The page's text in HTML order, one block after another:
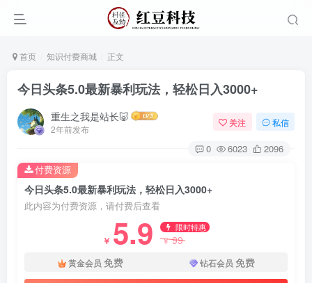
首页 知识付费商城 正文
今日头条5.0最新暴利玩法，轻松日入3000+
重生之我是站长🐷
2年前发布
关注 私信
0 6023 2096
今日头条5.0最新暴利玩法，轻松日入3000+
此内容为付费资源，请付费后查看
￥ 5.9 限时特惠
￥99
黄金会员 免费 钻石会员 免费
付费资源